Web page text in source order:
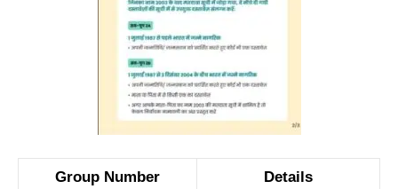
Group Number Details